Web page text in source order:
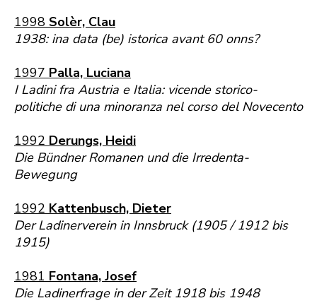
1998 Solèr, Clau
1938: ina data (be) istorica avant 60 onns?
1997 Palla, Luciana
I Ladini fra Austria e Italia: vicende storico-
politiche di una minoranza nel corso del Novecento
1992 Derungs, Heidi
Die Bündner Romanen und die Irredenta-
Bewegung
1992 Kattenbusch, Dieter
Der Ladinerverein in Innsbruck (1905 / 1912 bis
1915)
1981 Fontana, Josef
Die Ladinerfrage in der Zeit 1918 bis 1948